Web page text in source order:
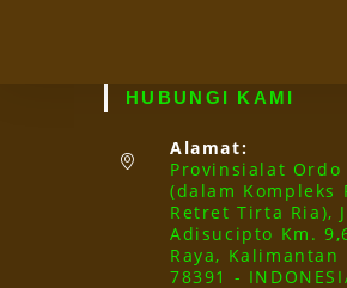
HUBUNGI KAMI
Alamat:
Provinsialat Ordo
(dalam Kompleks
Retret Tirta Ria),
Adisucipto Km.
Raya, Kalimantan
78391 -